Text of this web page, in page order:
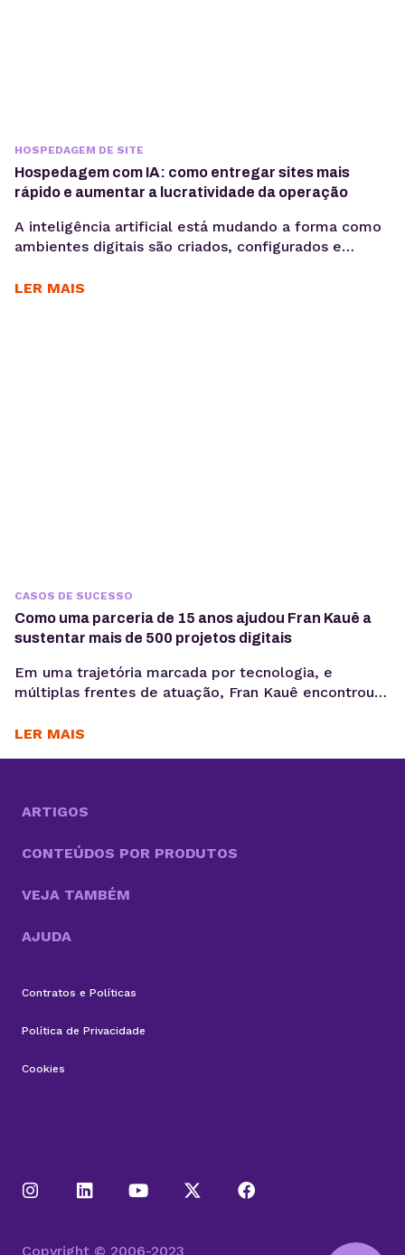
HOSPEDAGEM DE SITE
Hospedagem com IA: como entregar sites mais
rápido e aumentar a lucratividade da operação
A inteligência artificial está mudando a forma como
ambientes digitais são criados, configurados e
automatiza processos e gera mais produtividade
LER MAIS
CASOS DE SUCESSO
Como uma parceria de 15 anos ajudou Fran Kauê a
sustentar mais de 500 projetos digitais
Em uma trajetória marcada por tecnologia, e
múltiplas frentes de atuação, Fran Kauê encontrou
hospedar e sustentar projetos digitais ao longo dos
familiares e novos...
LER MAIS
ARTIGOS
CONTEÚDOS POR PRODUTOS
VEJA TAMBÉM
AJUDA
Contratos e Políticas
Política de Privacidade
Cookies
Copyright © 2006-2023